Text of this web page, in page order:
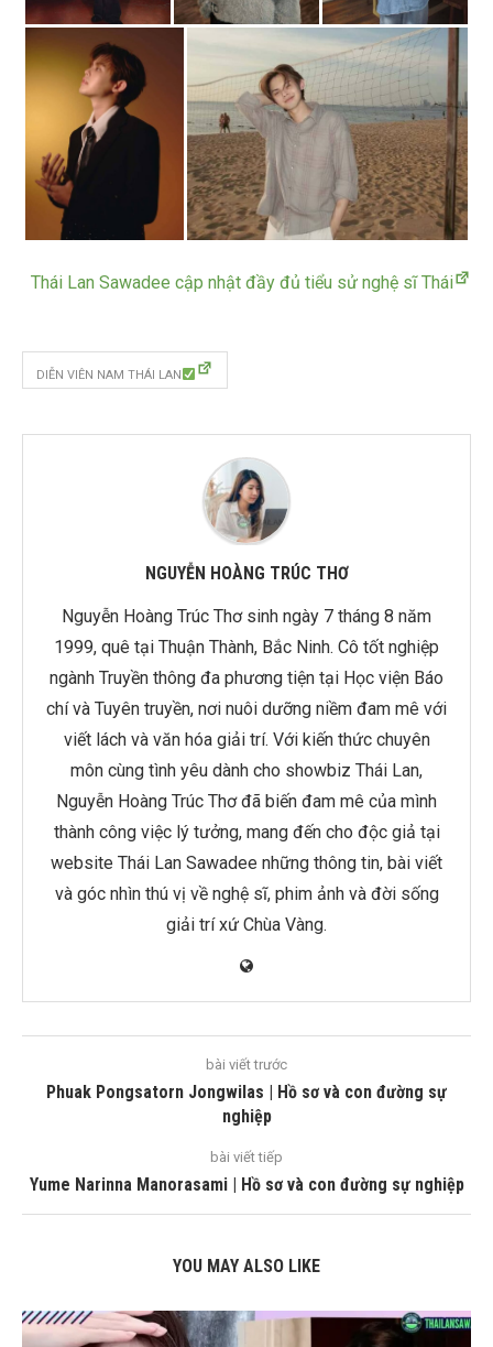
Thái Lan Sawadee cập nhật đầy đủ tiểu sử nghệ sĩ Thái
DIỄN VIÊN NAM THÁI LAN
NGUYỄN HOÀNG TRÚC THƠ
Nguyễn Hoàng Trúc Thơ sinh ngày 7 tháng 8 năm
1999, quê tại Thuận Thành, Bắc Ninh. Cô tốt nghiệp
ngành Truyền thông đa phương tiện tại Học viện Báo
chí và Tuyên truyền, nơi nuôi dưỡng niềm đam mê với
viết lách và văn hóa giải trí. Với kiến thức chuyên
môn cùng tình yêu dành cho showbiz Thái Lan,
Nguyễn Hoàng Trúc Thơ đã biến đam mê của mình
thành công việc lý tưởng, mang đến cho độc giả tại
website Thái Lan Sawadee những thông tin, bài viết
và góc nhìn thú vị về nghệ sĩ, phim ảnh và đời sống
giải trí xứ Chùa Vàng.
bài viết trước
Phuak Pongsatorn Jongwilas | Hồ sơ và con đường sự
nghiệp
bài viết tiếp
Yume Narinna Manorasami | Hồ sơ và con đường sự nghiệp
YOU MAY ALSO LIKE